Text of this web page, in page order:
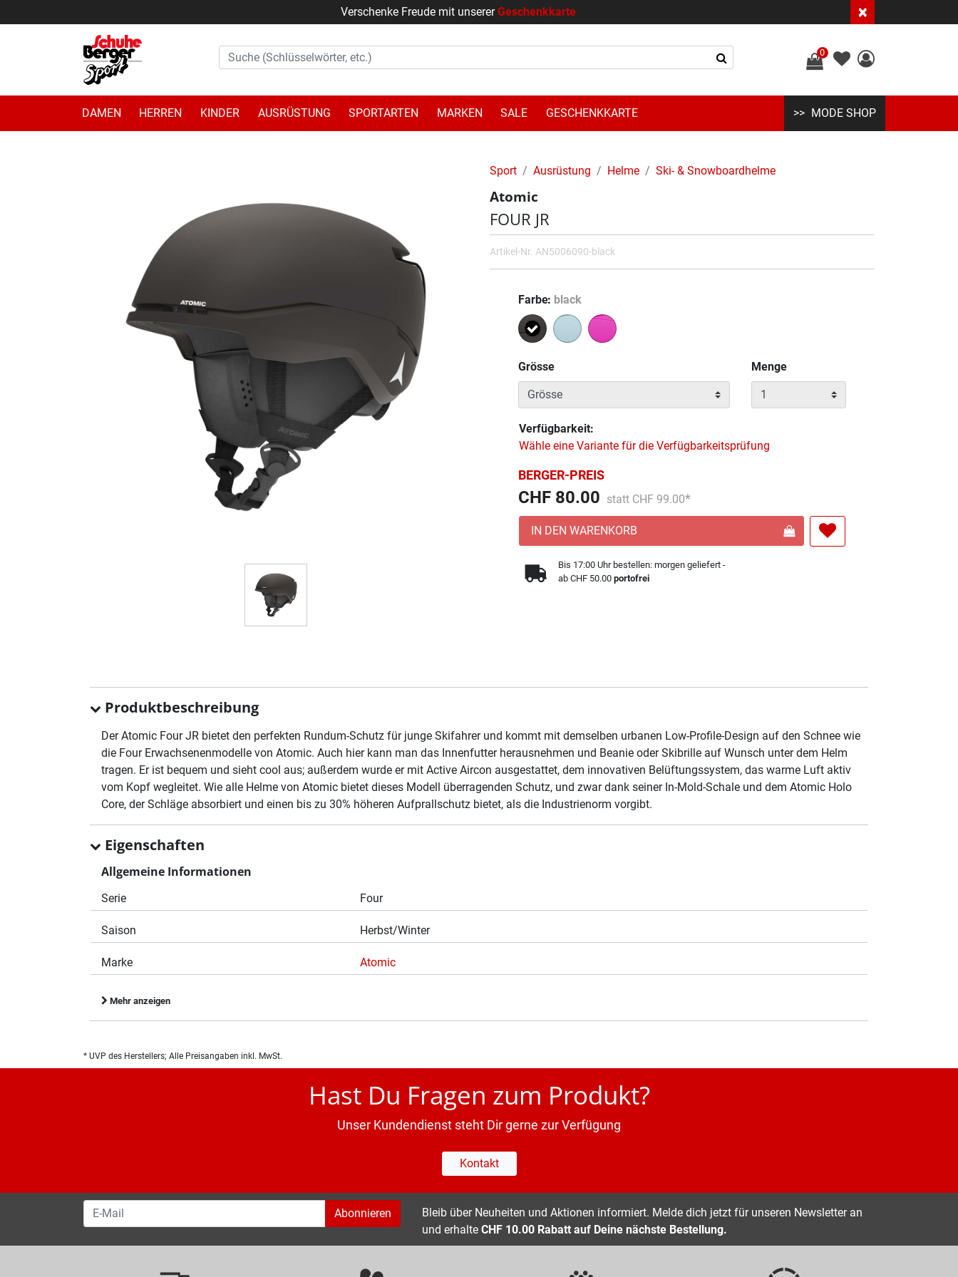
Verschenke Freude mit unsererGeschenkkarte ×
0
DAMEN HERREN KINDER AUSRÜSTUNG SPORTARTEN MARKEN SALE GESCHENKKARTE MODE SHOP
Sport Ausrüstung Helme Ski- & Snowboardhelme
Atomic
FOUR JR
Artikel-Nr. AN5006090-black
Farbe black
Grösse
Menge
Verfügbarkeit:
Wähle eine Variante für die Verfügbarkeitsprüfung
BERGER-PREIS
CHF 80.00 Preis reduziert von
statt CHF 99.00
An
IN DEN WARENKORB
Bis 17:00 Uhr bestellen: morgen geliefert -
ab CHF 50.00portofrei
Produktbeschreibung
Der Atomic Four JR bietet den perfekten Rundum-Schutz für junge Skifahrer und kommt mit demselben urbanen Low-Profile-Design auf den Schnee wie
die Four Erwachsenenmodelle von Atomic. Auch hier kann man das Innenfutter herausnehmen und Beanie oder Skibrille auf Wunsch unter dem Helm
tragen. Er ist bequem und sieht cool aus; außerdem wurde er mit Active Aircon ausgestattet, dem innovativen Belüftungssystem, das warme Luft aktiv
vom Kopf wegleitet. Wie alle Helme von Atomic bietet dieses Modell überragenden Schutz, und zwar dank seiner In-Mold-Schale und dem Atomic Holo
Core, der Schläge absorbiert und einen bis zu 30% höheren Aufprallschutz bietet, als die Industrienorm vorgibt.
Eigenschaften
Allgemeine Informationen
Serie Four
Saison Herbst/Winter
Marke Atomic
Mehr anzeigen
* UVP des Herstellers; Alle Preisangaben inkl. MwSt.
Hast Du Fragen zum Produkt?
Unser Kundendienst steht Dir gerne zur Verfügung
Kontakt
Abonnieren
Bleib über Neuheiten und Aktionen informiert. Melde dich jetzt für unseren Newsletter an
und erhalte CHF 10.00 Rabatt auf Deine nächste Bestellung.